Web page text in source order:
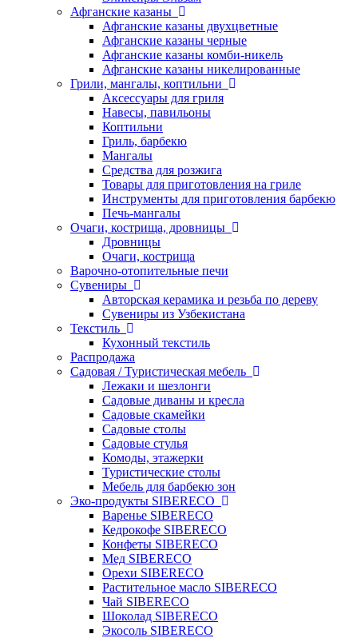
Афганские казаны
Афганские казаны двухцветные
Афганские казаны черные
Афганские казаны комби-никель
Афганские казаны никелированные
Грили, мангалы, коптильни
Аксессуары для гриля
Навесы, павильоны
Коптильни
Гриль, барбекю
Мангалы
Средства для розжига
Товары для приготовления на гриле
Инструменты для приготовления барбекю
Печь-мангалы
Очаги, кострища, дровницы
Дровницы
Очаги, кострища
Варочно-отопительные печи
Сувениры
Авторская керамика и резьба по дереву
Сувениры из Узбекистана
Текстиль
Кухонный текстиль
Распродажа
Садовая / Туристическая мебель
Лежаки и шезлонги
Садовые диваны и кресла
Садовые скамейки
Садовые столы
Садовые стулья
Комоды, этажерки
Туристические столы
Мебель для барбекю зон
Эко-продукты SIBERECO
Варенье SIBERECO
Кедрокофе SIBERECO
Конфеты SIBERECO
Мед SIBERECO
Орехи SIBERECO
Растительное масло SIBERECO
Чай SIBERECO
Шоколад SIBERECO
Экосоль SIBERECO